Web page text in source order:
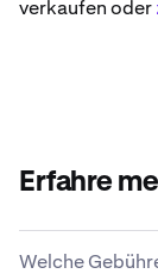
verkaufen oder
Erfahre
Welche